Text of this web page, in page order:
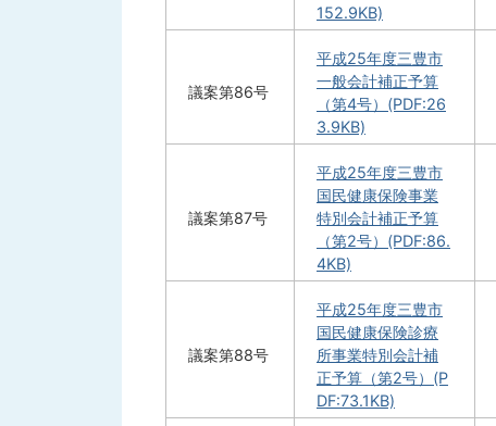
152.9KB)
議案第86号
平成25年度三豊市
一般会計補正予算
（第4号）(PDF:26
3.9KB)
議案第87号
平成25年度三豊市
国民健康保険事業
特別会計補正予算
（第2号）(PDF:86.
4KB)
議案第88号
平成25年度三豊市
国民健康保険診療
所事業特別会計補
正予算（第2号）(P
DF:73.1KB)